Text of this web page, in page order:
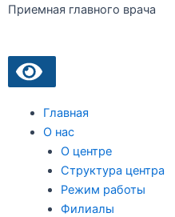
Приемная главного врача
Главная
О нас
О центре
Структура центра
Режим работы
Филиалы